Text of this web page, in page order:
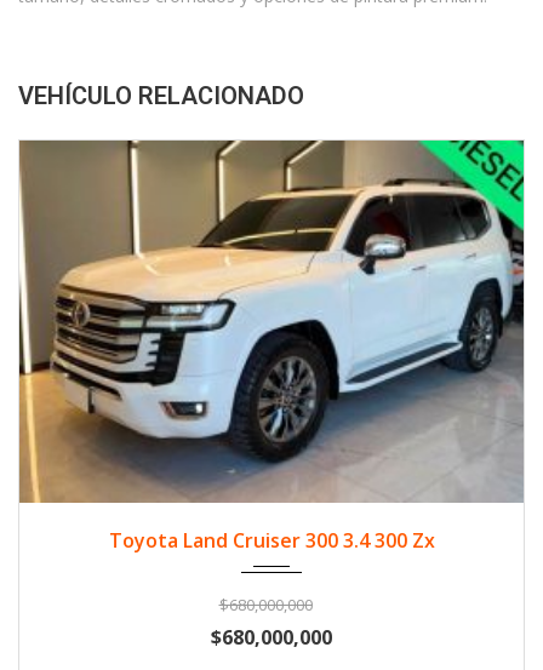
VEHÍCULO RELACIONADO
Toyota Land Cruiser 300 3.4 300 Zx
$680,000,000
$680,000,000